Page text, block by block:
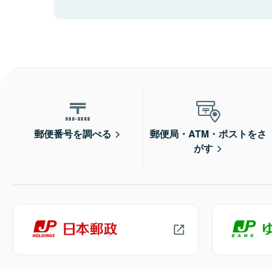
郵便番号を調べる
郵便局・ATM・ポストをさ
がす